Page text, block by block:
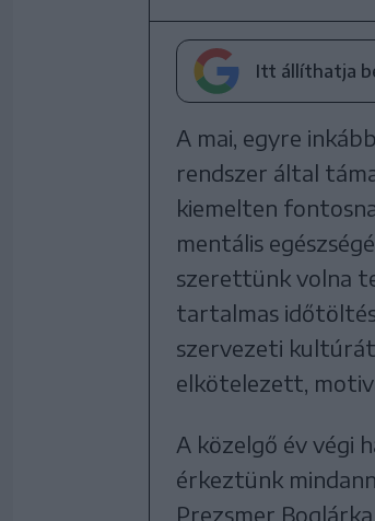
Itt állíthatja
A mai, egyre
rendszer által
kiemelten
mentális
szerettünk volna
tartalmas
szervezeti
elkötelezett,
A közelgő év végi
érkeztünk
Prezsmer